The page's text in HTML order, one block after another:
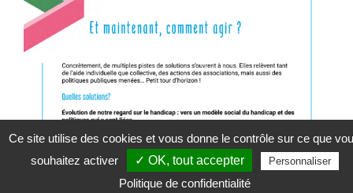
Ce site utilise des cookies et vous donne le contrôle sur ce que
souhaitez activer
✓ OK, tout accepter Personnaliser
Politique de confidentialité